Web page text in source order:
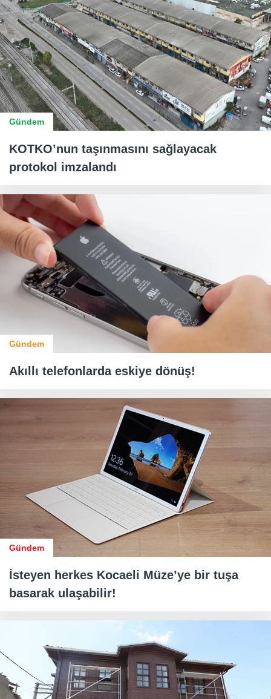
Gündem
KOTKO’nun taşınmasını sağlayacak
protokol imzalandı
Gündem
Akıllı telefonlarda eskiye dönüş!
Gündem
İsteyen herkes Kocaeli Müze’ye bir tuşa
basarak ulaşabilir!